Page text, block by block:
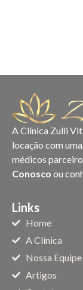
A Clínica Zulli
locação com
médicos
Conosco ou
Links
Home
A Clínica
Nossa Equipe
Artigos